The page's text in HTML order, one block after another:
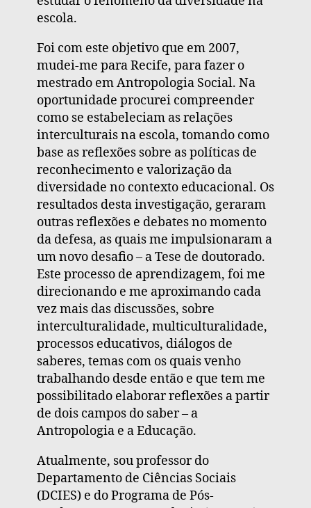
escola.
Foi com este objetivo que em 2007,
mudei-me para Recife, para fazer o
mestrado em Antropologia Social. Na
oportunidade procurei compreender
como se estabeleciam as relações
interculturais na escola, tomando como
base as reflexões sobre as políticas de
reconhecimento e valorização da
diversidade no contexto educacional. Os
resultados desta investigação, geraram
outras reflexões e debates no momento
da defesa, as quais me impulsionaram a
um novo desafio – a Tese de doutorado.
Este processo de aprendizagem, foi me
direcionando e me aproximando cada
vez mais das discussões, sobre
interculturalidade, multiculturalidade,
processos educativos, diálogos de
saberes, temas com os quais venho
trabalhando desde então e que tem me
possibilitado elaborar reflexões a partir
de dois campos do saber – a
Antropologia e a Educação.
Atualmente, sou professor do
Departamento de Ciências Sociais
(DCIES) e do Programa de Pós-